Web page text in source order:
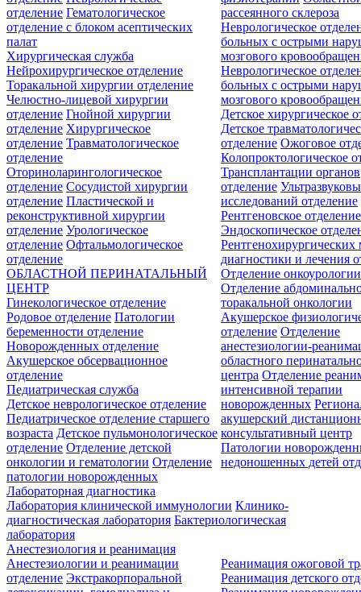
отделение Гематологическое
отделение c блоком асептических
палат
рассеянного склероза
Неврологическое
больных с острыми
мозгового
Неврологическое
больных с острыми
мозгового
Хирургическая служба
Нейрохирургическое отделение
Торакальной хирургии отделение
Челюстно-лицевой хирургии
отделение Гнойной хирургии
отделение Хирургическое
отделение Травматологическое
отделение
Оториноларингологическое
отделение Сосудистой хирургии
отделение Пластической и
реконструктивной хирургии
отделение Урологическое
отделение Офтальмологическое
отделение
Детское хирургическое
Детское
отделение Ожоговое
Колопроктологическое
Трансплантации органов
отделение
исследований отделение
Рентгеновское отделение
Эндоскопическое
Рентгенохирургических
диагностики и лечения
Отделение онкоурологии
Отделение
торакальной онкологии
ОБЛАСТНОЙ ПЕРИНАТАЛЬНЫЙ
ЦЕНТР
Гинекологическое отделение
Родовое отделение Патологии
беременности отделение
Новорожденных отделение
Акушерское обсервационное
отделение
Акушерское
отделение Отделение
анестезиологии-
областного
центра Отделение
интенсивной терапии
новорожденных
акушерский
консультативный центр
Патологии
недоношенных детей
Педиатрическая служба
Детское неврологическое отделение
Педиатрическое отделение старшего
возраста Детское пульмонологическое
отделение Отделение детской
онкологии и гематологии Отделение
патологии новорожденных
Лабораторная диагностика
Лаборатория клинической иммунологии Клинико-
диагностическая лаборатория Бактериологическая
лаборатория
Анестезиология и реанимация
Анестезиологии и реанимации
отделение Экстракорпоральной
Реанимация ожоговой
Реанимация детского